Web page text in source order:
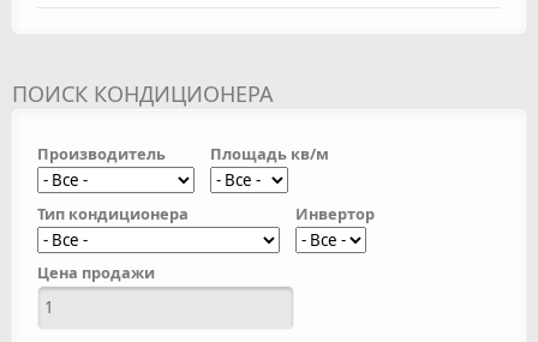
ПОИСК КОНДИЦИОНЕРА
Производитель Площадь кв/м
Тип кондиционера Инвертор
Цена продажи